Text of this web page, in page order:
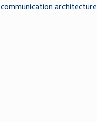
communication architecture